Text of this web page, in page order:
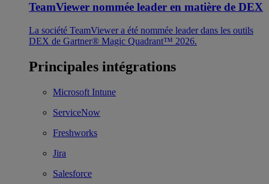
TeamViewer nommée leader en matière de DEX
La société TeamViewer a été nommée leader dans les outils
DEX de Gartner® Magic Quadrant™ 2026.
Principales intégrations
Microsoft Intune
ServiceNow
Freshworks
Jira
Salesforce